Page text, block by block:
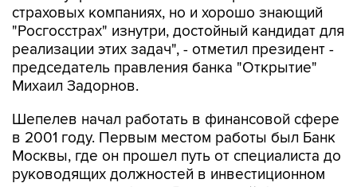
страховых компаниях, но и хорошо знающий
"Росгосстрах" изнутри, достойный кандидат для
реализации этих задач", - отметил президент -
председатель правления банка "Открытие"
Михаил Задорнов.
Шепелев начал работать в финансовой сфере
в 2001 году. Первым местом работы был Банк
Москвы, где он прошел путь от специалиста до
руководящих должностей в инвестиционном